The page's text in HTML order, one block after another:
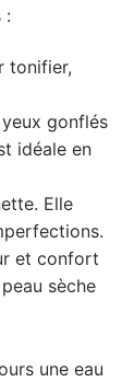
:
tonifier,
gonflés
idéale en
Elle
et confort
sèche
une eau